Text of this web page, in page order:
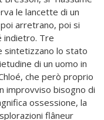
le lancette di un
arretrano, poi si
indietro. Tre
sintetizzano lo stato
di un uomo in
che però proprio
improvviso bisogno di
ossessione, la
flâneur